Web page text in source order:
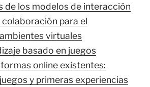
de los modelos de interacción
colaboración para el
virtuales
basado en juegos
online existentes:
y primeras experiencias